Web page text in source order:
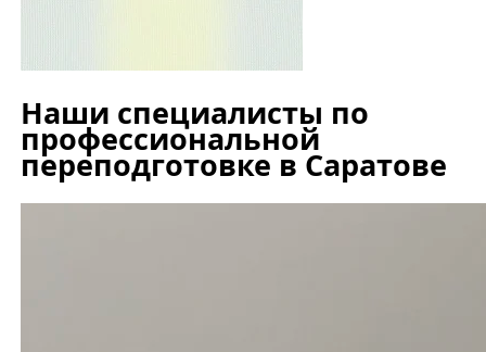
Наши специалисты по
профессиональной
переподготовке в Саратове